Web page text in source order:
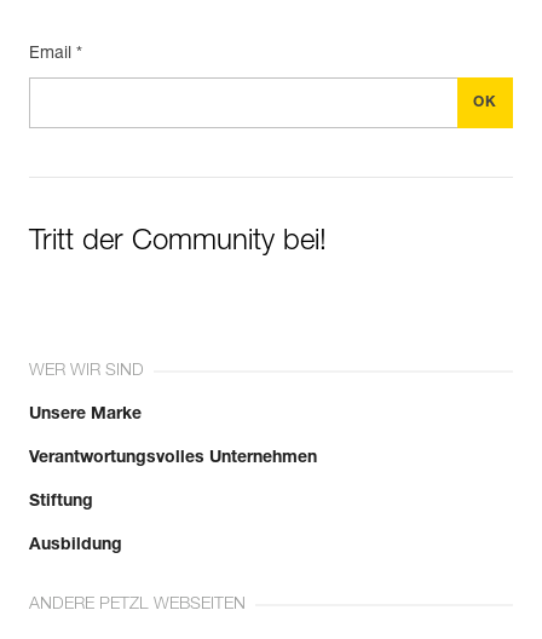
Email *
Tritt der Community bei!
WER WIR SIND
Unsere Marke
Verantwortungsvolles Unternehmen
Stiftung
Ausbildung
ANDERE PETZL WEBSEITEN